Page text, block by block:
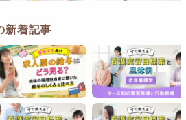
新着記事